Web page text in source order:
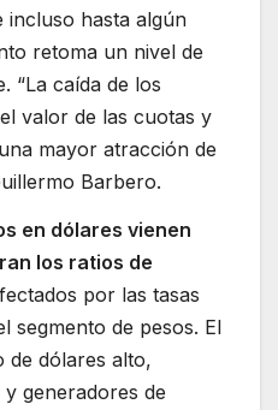
incluso hasta algún
retoma un nivel de
“La caída de los
valor de las cuotas y
mayor atracción de
Barbero.
en dólares vienen
los ratios de
por las tasas
segmento de pesos. El
de dólares alto,
generadores de